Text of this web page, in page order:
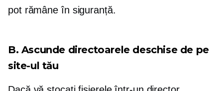
pot rămâne în siguranță.
B. Ascunde directoarele deschise de pe
site-ul tău